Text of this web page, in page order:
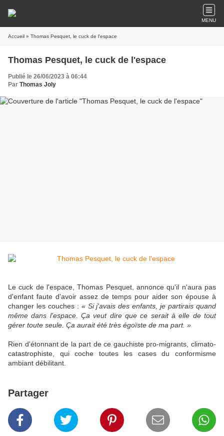
MENU
Accueil » Thomas Pesquet, le cuck de l'espace
Thomas Pesquet, le cuck de l'espace
Publié le 26/06/2023 à 06:44
Par Thomas Joly
Le cuck de l'espace, Thomas Pesquet, annonce qu'il n'aura pas
d'enfant faute d'avoir assez de temps pour aider son épouse à
changer les couches : « Si j'avais des enfants, je partirais quand
même dans l'espace. Ça veut dire que ce serait à elle de tout
gérer toute seule. Ça aurait été très égoïste de ma part. »
Rien d'étonnant de la part de ce gauchiste pro-migrants, climato-
catastrophiste, qui coche toutes les cases du conformisme
ambiant débilitant.
Partager